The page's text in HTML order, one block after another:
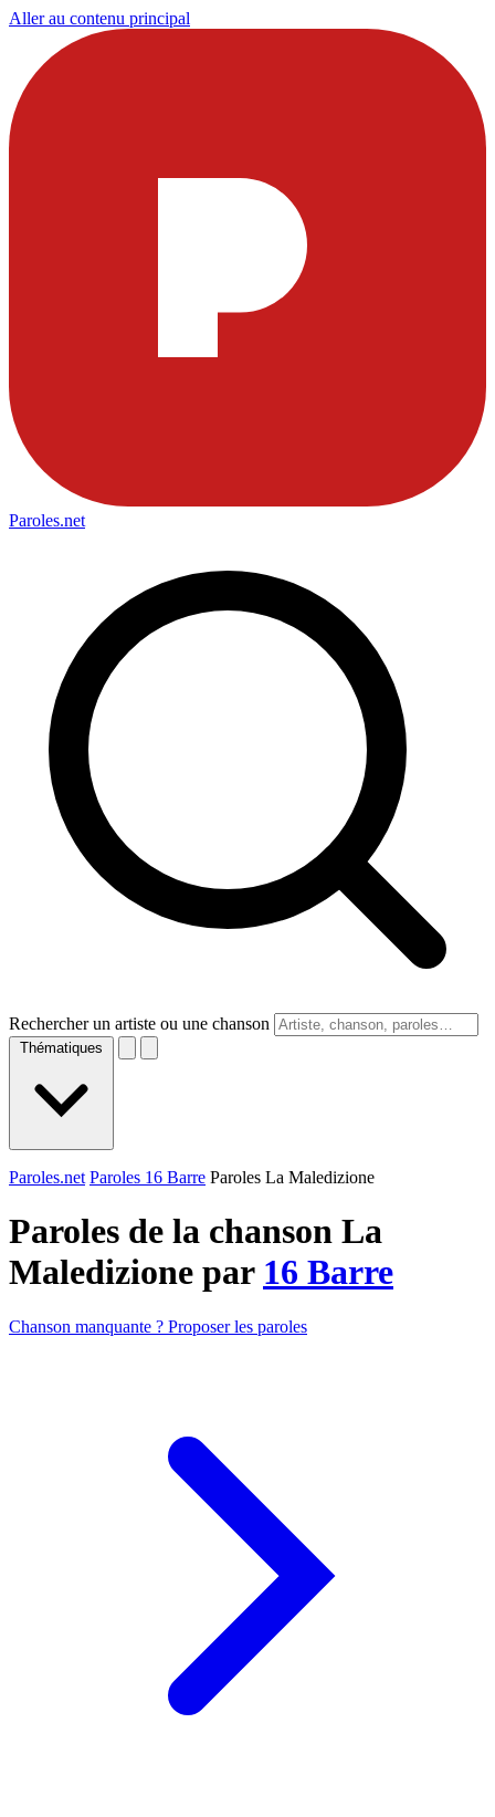
Aller au contenu principal
Paroles.net
Rechercher un artiste ou une chanson
Thématiques
Paroles.net Paroles 16 Barre Paroles La Maledizione
Paroles de la chanson La
Maledizione par 16 Barre
Chanson manquante ? Proposer les paroles